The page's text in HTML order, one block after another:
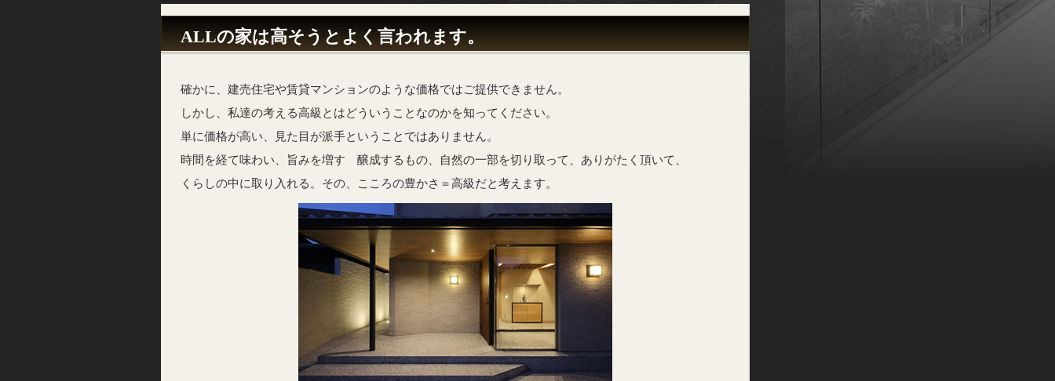
ALLの家は高そうとよく言われます。
確かに、建売住宅や賃貸マンションのような価格ではご提供できません。
しかし、私達の考える高級とはどういうことなのかを知ってください。
単に価格が高い、見た目が派手ということではありません。
時間を経て味わい、旨みを増す 醸成するもの、自然の一部を切り取って、ありがたく頂いて、
くらしの中に取り入れる。その、こころの豊かさ＝高級だと考えます。